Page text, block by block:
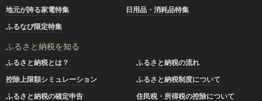
地元が誇る家電特集
日用品・消耗品特集
ふるなび限定特集
ふるさと納税を知る
ふるさと納税とは？
ふるさと納税の流れ
控除上限額シミュレーション
ふるさと納税制度について
ふるさと納税の確定申告
住民税・所得税の控除について